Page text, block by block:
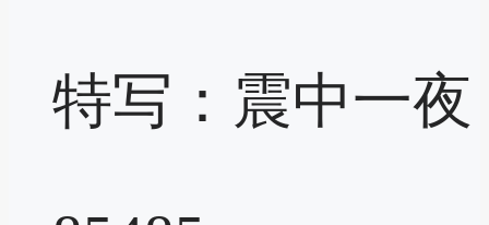
特写：震中一夜